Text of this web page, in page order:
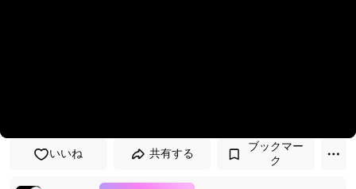
いいね 共有する
ブックマー
ク